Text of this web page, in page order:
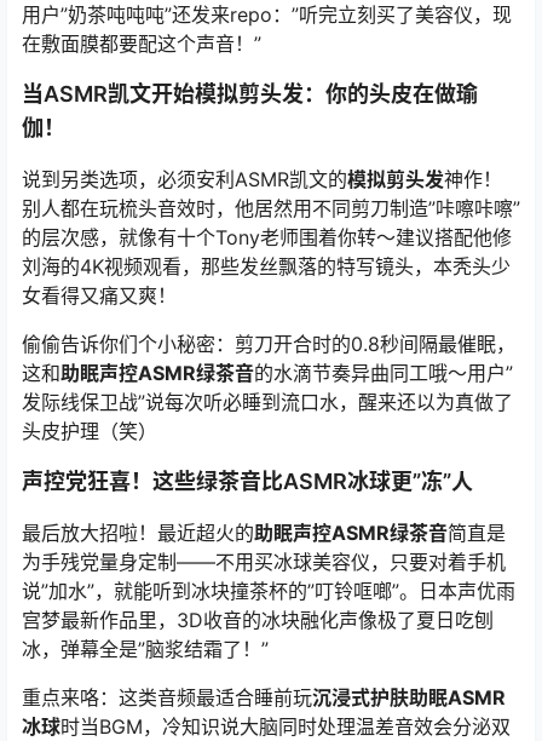
用户”奶茶吨吨吨”还发来repo：”听完立刻买了美容仪，现
在敷面膜都要配这个声音！”
当ASMR凯文开始模拟剪头发：你的头皮在做瑜
伽！
说到另类选项，必须安利ASMR凯文的模拟剪头发神作！
别人都在玩梳头音效时，他居然用不同剪刀制造”咔嚓咔嚓”
的层次感，就像有十个Tony老师围着你转～建议搭配他修
刘海的4K视频观看，那些发丝飘落的特写镜头，本秃头少
女看得又痛又爽！
偷偷告诉你们个小秘密：剪刀开合时的0.8秒间隔最催眠，
这和助眠声控ASMR绿茶音的水滴节奏异曲同工哦～用户”
发际线保卫战”说每次听必睡到流口水，醒来还以为真做了
头皮护理（笑）
声控党狂喜！这些绿茶音比ASMR冰球更”冻”人
最后放大招啦！最近超火的助眠声控ASMR绿茶音简直是
为手残党量身定制——不用买冰球美容仪，只要对着手机
说”加水”，就能听到冰块撞茶杯的”叮铃哐啷”。日本声优雨
宫梦最新作品里，3D收音的冰块融化声像极了夏日吃刨
冰，弹幕全是”脑浆结霜了！”
重点来咯：这类音频最适合睡前玩沉浸式护肤助眠ASMR
冰球时当BGM，冷知识说大脑同时处理温差音效会分泌双